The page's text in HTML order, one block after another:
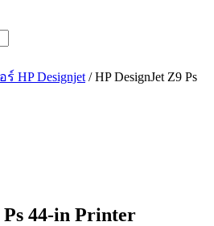
HP Designjet / HP DesignJet Z9 Ps
Ps 44-in Printer